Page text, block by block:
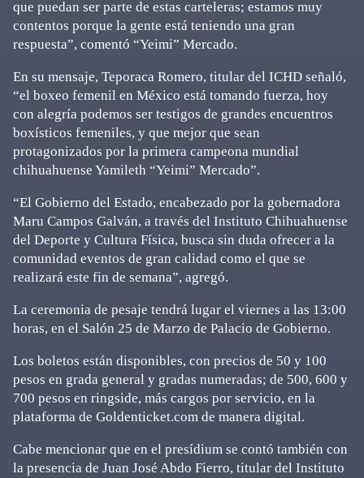
que puedan ser parte de estas carteleras; estamos muy
contentos porque la gente está teniendo una gran
respuesta”, comentó “Yeimi” Mercado.
En su mensaje, Teporaca Romero, titular del ICHD señaló,
“el boxeo femenil en México está tomando fuerza, hoy
con alegría podemos ser testigos de grandes encuentros
boxísticos femeniles, y que mejor que sean
protagonizados por la primera campeona mundial
chihuahuense Yamileth “Yeimi” Mercado”.
“El Gobierno del Estado, encabezado por la gobernadora
Maru Campos Galván, a través del Instituto Chihuahuense
del Deporte y Cultura Física, busca sin duda ofrecer a la
comunidad eventos de gran calidad como el que se
realizará este fin de semana”, agregó.
La ceremonia de pesaje tendrá lugar el viernes a las 13:00
horas, en el Salón 25 de Marzo de Palacio de Gobierno.
Los boletos están disponibles, con precios de 50 y 100
pesos en grada general y gradas numeradas; de 500, 600 y
700 pesos en ringside, más cargos por servicio, en la
plataforma de Goldenticket.com de manera digital.
Cabe mencionar que en el presídium se contó también con
la presencia de Juan José Abdo Fierro, titular del Instituto